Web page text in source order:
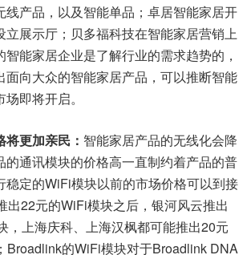
线产品，以及智能单品；卓居智能家居开
立展示厅；贝多福科技在智能家居营销上
能家居企业是了解行业的需求趋势的，
面向大众的智能家居产品，可以推断智能
即将开启。
更加亲民： 智能家居产品的无线化会降
的通讯模块的价格高一直制约着产品的普
稳定的WiFi模块以前的市场价格可以到接
出22元的WiFi模块之后，银河风云推出
，上海庆科、上海汉枫都可能推出20元
Broadlink的WiFi模块对于Broadlink DNA